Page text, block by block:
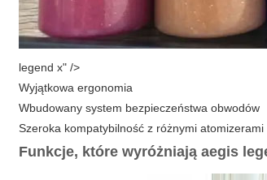
legend x" />
Wyjątkowa ergonomia
Wbudowany system bezpieczeństwa obwodów
Szeroka kompatybilność z różnymi atomizerami
Funkcje, które wyróżniają aegis